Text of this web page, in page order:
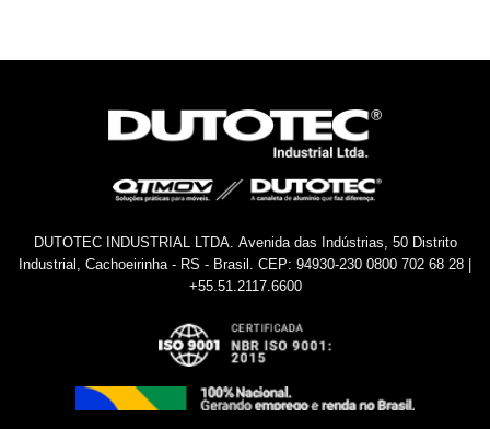
DUTOTEC INDUSTRIAL LTDA. Avenida das Indústrias, 50 Distrito
Industrial, Cachoeirinha - RS - Brasil. CEP: 94930-230 0800 702 68 28 |
+55.51.2117.6600